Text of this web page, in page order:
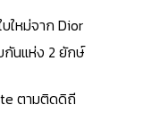
ใหม่จาก Dior
นแห่ง 2 ยักษ์
ตามติดดิถี